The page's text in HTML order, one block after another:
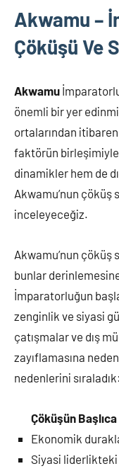
Akwamu –
Çöküşü Ve
Akwamu
önemli bir yer
ortalarından
faktörün birleşimiyle
dinamikler hem de
Akwamu’nun çöküş
inceleyeceğiz.
Akwamu’nun çöküş
bunlar
İmparatorluğun
zenginlik ve siyasi
çatışmalar ve dış
zayıflamasına
nedenlerini sıraladık:
Çöküşün
Ekonomik
Siyasi liderlikteki